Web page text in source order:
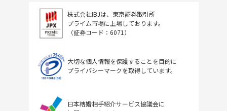
株式会社IBJは、東京証券取引所
プライム市場に上場しております。
（証券コード：6071）
大切な個人情報を保護することを目的に
プライバシーマークを取得しています。
日本結婚相手紹介サービス協議会に